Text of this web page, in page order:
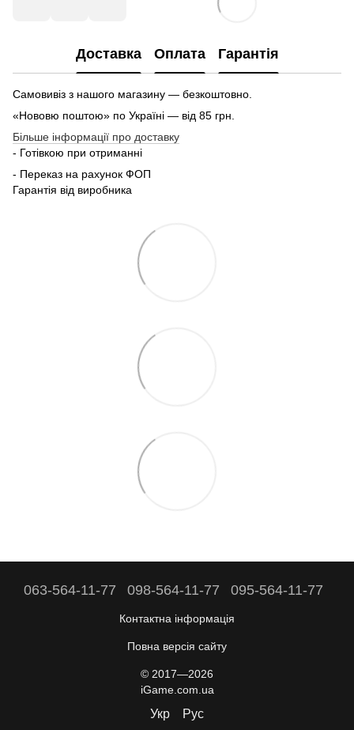
Доставка Оплата Гарантія
Самовивіз з нашого магазину — безкоштовно.
«Нововю поштою» по Україні — від 85 грн.
Більше інформації про доставку
- Готівкою при отриманні
- Переказ на рахунок ФОП
Гарантія від виробника
063-564-11-77 098-564-11-77 095-564-11-77
Контактна інформація
Повна версія сайту
© 2017—2026
iGame.com.ua
Укр Рус